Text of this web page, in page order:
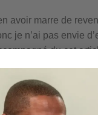
avoir marre de
je n’ai pas envie
du cet
notre